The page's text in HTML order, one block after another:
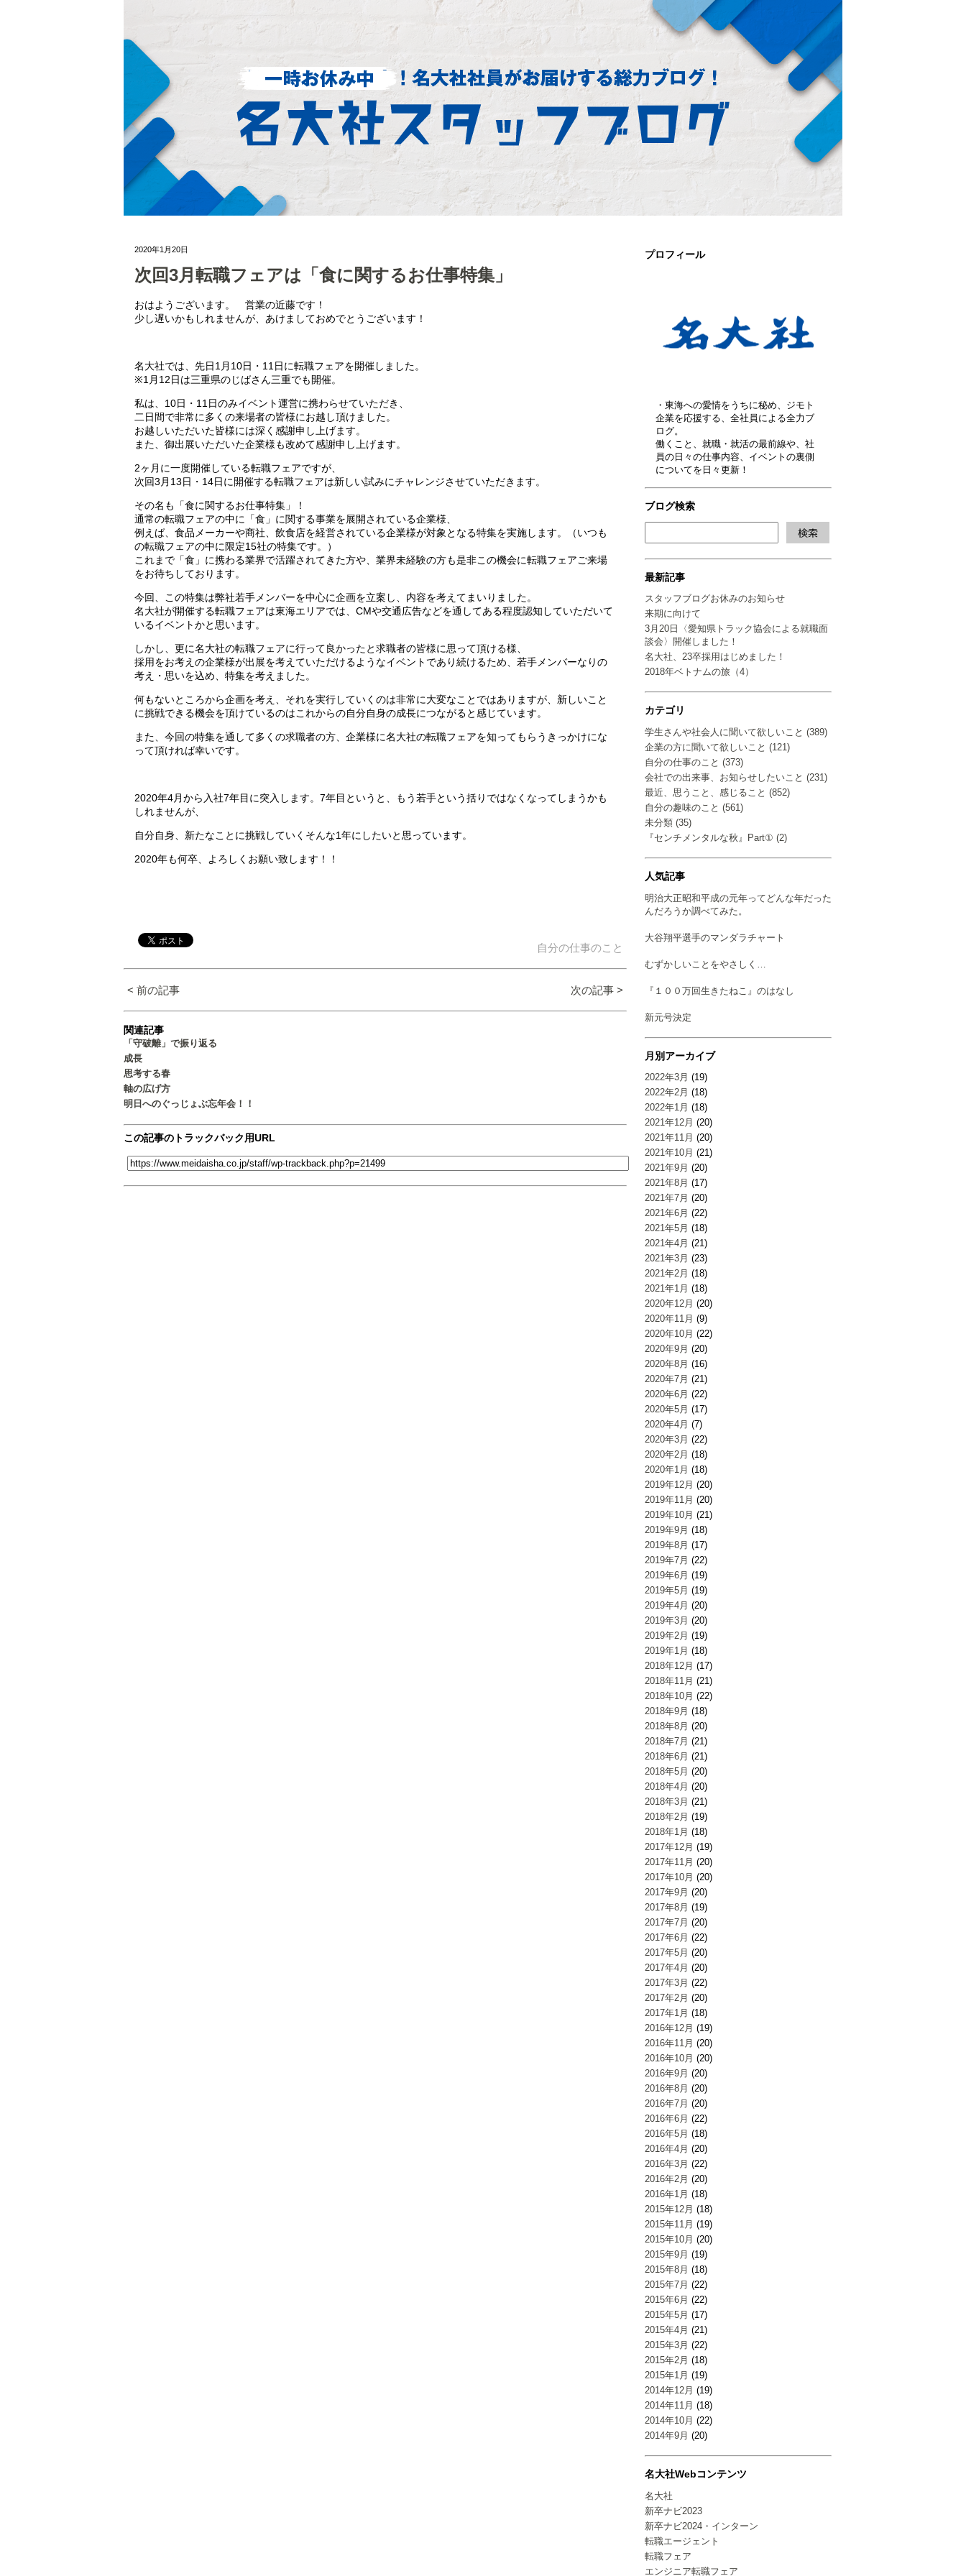
プロフィール
・東海への愛情をうちに秘め、ジモト
企業を応援する、全社員による全力ブ
ログ。
働くこと、就職・就活の最前線や、社
員の日々の仕事内容、イベントの裏側
についてを日々更新！
ブログ検索
最新記事
スタッフブログお休みのお知らせ
来期に向けて
3月20日〈愛知県トラック協会による就職面
談会〉開催しました！
名大社、23卒採用はじめました！
2018年ベトナムの旅（4）
カテゴリ
学生さんや社会人に聞いて欲しいこと (389)
企業の方に聞いて欲しいこと (121)
自分の仕事のこと (373)
会社での出来事、お知らせしたいこと (231)
最近、思うこと、感じること (852)
自分の趣味のこと (561)
未分類 (35)
『センチメンタルな秋』Part① (2)
人気記事
明治大正昭和平成の元年ってどんな年だった
んだろうか調べてみた。
大谷翔平選手のマンダラチャート
むずかしいことをやさしく…
『１００万回生きたねこ』のはなし
新元号決定
月別アーカイブ
2022年3月 (19)
2022年2月 (18)
2022年1月 (18)
2021年12月 (20)
2021年11月 (20)
2021年10月 (21)
2021年9月 (20)
2021年8月 (17)
2021年7月 (20)
2021年6月 (22)
2021年5月 (18)
2021年4月 (21)
2021年3月 (23)
2021年2月 (18)
2021年1月 (18)
2020年12月 (20)
2020年11月 (9)
2020年10月 (22)
2020年9月 (20)
2020年8月 (16)
2020年7月 (21)
2020年6月 (22)
2020年5月 (17)
2020年4月 (7)
2020年3月 (22)
2020年2月 (18)
2020年1月 (18)
2019年12月 (20)
2019年11月 (20)
2019年10月 (21)
2019年9月 (18)
2019年8月 (17)
2019年7月 (22)
2019年6月 (19)
2019年5月 (19)
2019年4月 (20)
2019年3月 (20)
2019年2月 (19)
2019年1月 (18)
2018年12月 (17)
2018年11月 (21)
2018年10月 (22)
2018年9月 (18)
2018年8月 (20)
2018年7月 (21)
2018年6月 (21)
2018年5月 (20)
2018年4月 (20)
2018年3月 (21)
2018年2月 (19)
2018年1月 (18)
2017年12月 (19)
2017年11月 (20)
2017年10月 (20)
2017年9月 (20)
2017年8月 (19)
2017年7月 (20)
2017年6月 (22)
2017年5月 (20)
2017年4月 (20)
2017年3月 (22)
2017年2月 (20)
2017年1月 (18)
2016年12月 (19)
2016年11月 (20)
2016年10月 (20)
2016年9月 (20)
2016年8月 (20)
2016年7月 (20)
2016年6月 (22)
2016年5月 (18)
2016年4月 (20)
2016年3月 (22)
2016年2月 (20)
2016年1月 (18)
2015年12月 (18)
2015年11月 (19)
2015年10月 (20)
2015年9月 (19)
2015年8月 (18)
2015年7月 (22)
2015年6月 (22)
2015年5月 (17)
2015年4月 (21)
2015年3月 (22)
2015年2月 (18)
2015年1月 (19)
2014年12月 (19)
2014年11月 (18)
2014年10月 (22)
2014年9月 (20)
名大社Webコンテンツ
名大社
新卒ナビ2023
新卒ナビ2024・インターン
転職エージェント
転職フェア
エンジニア転職フェア
2020年1月20日
次回3月転職フェアは「食に関するお仕事特集」
おはようございます。 営業の近藤です！
少し遅いかもしれませんが、あけましておめでとうございます！
名大社では、先日1月10日・11日に転職フェアを開催しました。
※1月12日は三重県のじばさん三重でも開催。
私は、10日・11日のみイベント運営に携わらせていただき、
二日間で非常に多くの来場者の皆様にお越し頂けました。
お越しいただいた皆様には深く感謝申し上げます。
また、御出展いただいた企業様も改めて感謝申し上げます。
2ヶ月に一度開催している転職フェアですが、
次回3月13日・14日に開催する転職フェアは新しい試みにチャレンジさせていただきます。
その名も「食に関するお仕事特集」！
通常の転職フェアの中に「食」に関する事業を展開されている企業様、
例えば、食品メーカーや商社、飲食店を経営されている企業様が対象となる特集を実施します。（いつも
の転職フェアの中に限定15社の特集です。）
これまで「食」に携わる業界で活躍されてきた方や、業界未経験の方も是非この機会に転職フェアご来場
をお待ちしております。
今回、この特集は弊社若手メンバーを中心に企画を立案し、内容を考えてまいりました。
名大社が開催する転職フェアは東海エリアでは、CMや交通広告などを通してある程度認知していただいて
いるイベントかと思います。
しかし、更に名大社の転職フェアに行って良かったと求職者の皆様に思って頂ける様、
採用をお考えの企業様が出展を考えていただけるようなイベントであり続けるため、若手メンバーなりの
考え・思いを込め、特集を考えました。
何もないところから企画を考え、それを実行していくのは非常に大変なことではありますが、新しいこと
に挑戦できる機会を頂けているのはこれからの自分自身の成長につながると感じています。
また、今回の特集を通して多くの求職者の方、企業様に名大社の転職フェアを知ってもらうきっかけにな
って頂ければ幸いです。
2020年4月から入社7年目に突入します。7年目というと、もう若手という括りではなくなってしまうかも
しれませんが、
自分自身、新たなことに挑戦していくそんな1年にしたいと思っています。
2020年も何卒、よろしくお願い致します！！
自分の仕事のこと
< 前の記事 次の記事 >
関連記事
「守破離」で振り返る
成長
思考する春
軸の広げ方
明日へのぐっじょぶ忘年会！！
この記事のトラックバック用URL